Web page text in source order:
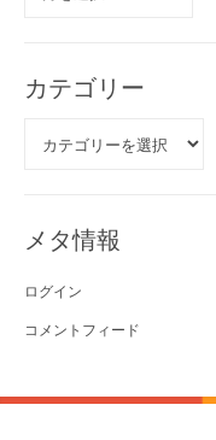
カテゴリー
メタ情報
ログイン
コメントフィード